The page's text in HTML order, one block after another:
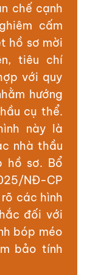
chế cạnh
cấm
hồ sơ mời
tiêu chí
với quy
hướng
cụ thể.
này là
nhà thầu
hồ sơ. Bổ
NĐ-CP
các hình
đối với
bóp méo
bảo tính